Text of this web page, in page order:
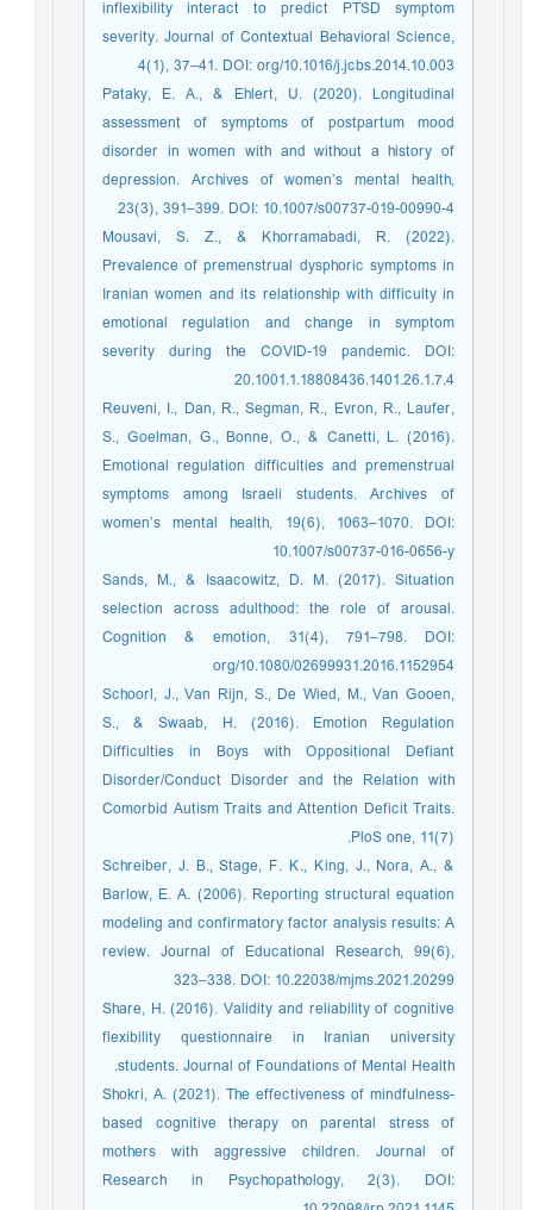
inflexibility interact to predict PTSD symptom
severity. Journal of Contextual Behavioral Science,
4(1), 37–41. DOI: org/10.1016/j.jcbs.2014.10.003
Pataky, E. A., & Ehlert, U. (2020). Longitudinal
assessment of symptoms of postpartum mood
disorder in women with and without a history of
depression. Archives of women’s mental health,
23(3), 391–399. DOI: 10.1007/s00737-019-00990-4
Mousavi, S. Z., & Khorramabadi, R. (2022).
Prevalence of premenstrual dysphoric symptoms in
Iranian women and its relationship with difficulty in
emotional regulation and change in symptom
severity during the COVID-19 pandemic. DOI:
20.1001.1.18808436.1401.26.1.7.4
Reuveni, I., Dan, R., Segman, R., Evron, R., Laufer,
S., Goelman, G., Bonne, O., & Canetti, L. (2016).
Emotional regulation difficulties and premenstrual
symptoms among Israeli students. Archives of
women’s mental health, 19(6), 1063–1070. DOI:
10.1007/s00737-016-0656-y
Sands, M., & Isaacowitz, D. M. (2017). Situation
selection across adulthood: the role of arousal.
Cognition & emotion, 31(4), 791–798. DOI:
org/10.1080/02699931.2016.1152954
Schoorl, J., Van Rijn, S., De Wied, M., Van Gooen,
S., & Swaab, H. (2016). Emotion Regulation
Difficulties in Boys with Oppositional Defiant
Disorder/Conduct Disorder and the Relation with
Comorbid Autism Traits and Attention Deficit Traits.
PloS one, 11(7).
Schreiber, J. B., Stage, F. K., King, J., Nora, A., &
Barlow, E. A. (2006). Reporting structural equation
modeling and confirmatory factor analysis results: A
review. Journal of Educational Research, 99(6),
323–338. DOI: 10.22038/mjms.2021.20299
Share, H. (2016). Validity and reliability of cognitive
flexibility questionnaire in Iranian university
students. Journal of Foundations of Mental Health.
Shokri, A. (2021). The effectiveness of mindfulness-
based cognitive therapy on parental stress of
mothers with aggressive children. Journal of
Research in Psychopathology, 2(3). DOI: